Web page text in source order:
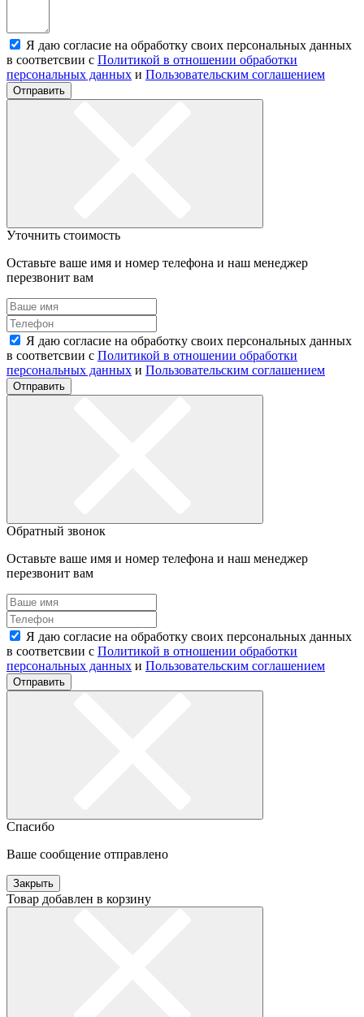
Я даю согласие на обработку своих персональных данных
в соответсвии с Политикой в отношении обработки
персональных данных и Пользовательским соглашением
Отправить
Уточнить стоимость
Оставьте ваше имя и номер телефона и наш менеджер
перезвонит вам
Я даю согласие на обработку своих персональных данных
в соответсвии с Политикой в отношении обработки
персональных данных и Пользовательским соглашением
Отправить
Обратный звонок
Оставьте ваше имя и номер телефона и наш менеджер
перезвонит вам
Я даю согласие на обработку своих персональных данных
в соответсвии с Политикой в отношении обработки
персональных данных и Пользовательским соглашением
Отправить
Спасибо
Ваше сообщение отправлено
Закрыть
Товар добавлен в корзину